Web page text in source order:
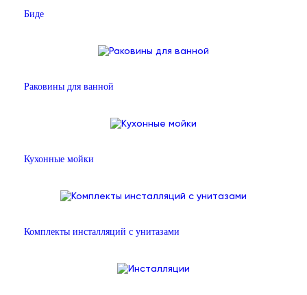
Биде
Раковины для ванной
Кухонные мойки
Комплекты инсталляций с унитазами